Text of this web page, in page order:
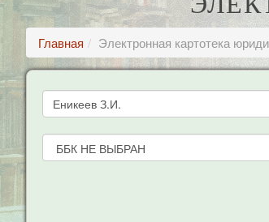
Главная Электронная картотека